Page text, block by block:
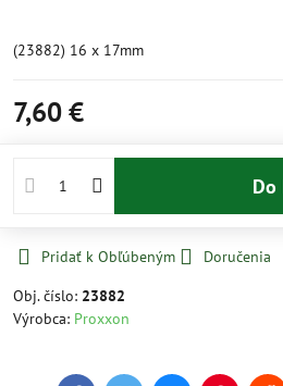
(23882) 16 x 17mm
7,60 €
Pridať k Obľúbeným
Doručenia
Obj. číslo: 23882
Výrobca: Proxxon